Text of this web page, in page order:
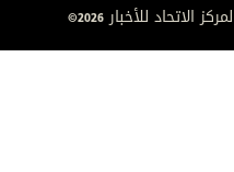
للأخبار 2026©